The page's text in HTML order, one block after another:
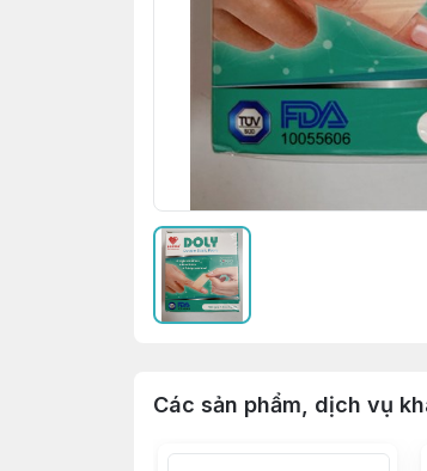
Các sản phẩm, dịch vụ